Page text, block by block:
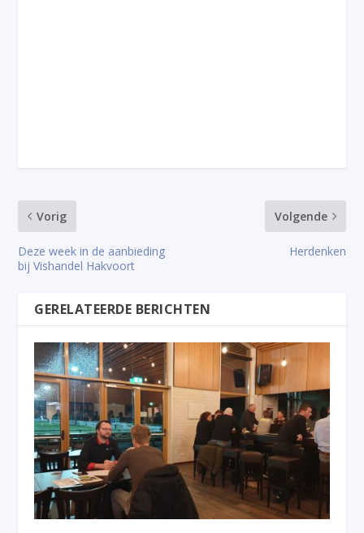
Vorig
Deze week in de aanbieding
bij Vishandel Hakvoort
Volgende
Herdenken
GERELATEERDE BERICHTEN